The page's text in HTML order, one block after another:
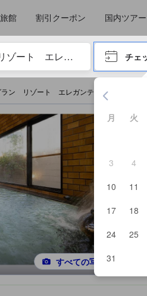
館 割引クーポン 国内ツアー
入力し、矢印キーやタブキーで進み、
チェ
エンターキー
月 火
3
4
10
11
17
18
24
25
31
ン リゾート エレガンテ 軽井沢を予約
すべての写真を見る